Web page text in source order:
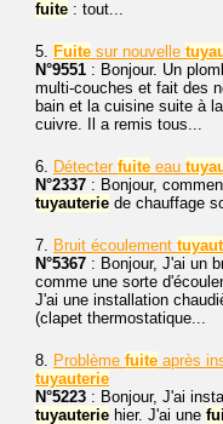
fuite : tout...
5. Fuite sur nouvelle
N°9551 : Bonjour. Un
multi-couches et fait des
bain et la cuisine suite à
cuivre. Il a remis tous...
6. Détecter fuite eau
N°2337 : Bonjour,
tuyauterie de chauffage
7. Bruit écoulement
N°5367 : Bonjour, J'ai un
comme une sorte
J'ai une installation
(clapet thermostatique...
8. Problème fuite après
tuyauterie
N°5223 : Bonjour, J'ai
tuyauterie hier. J'ai une